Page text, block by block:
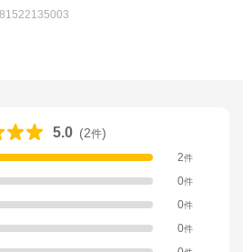
81522135003
5.0 (2件)
2件
0件
0件
0件